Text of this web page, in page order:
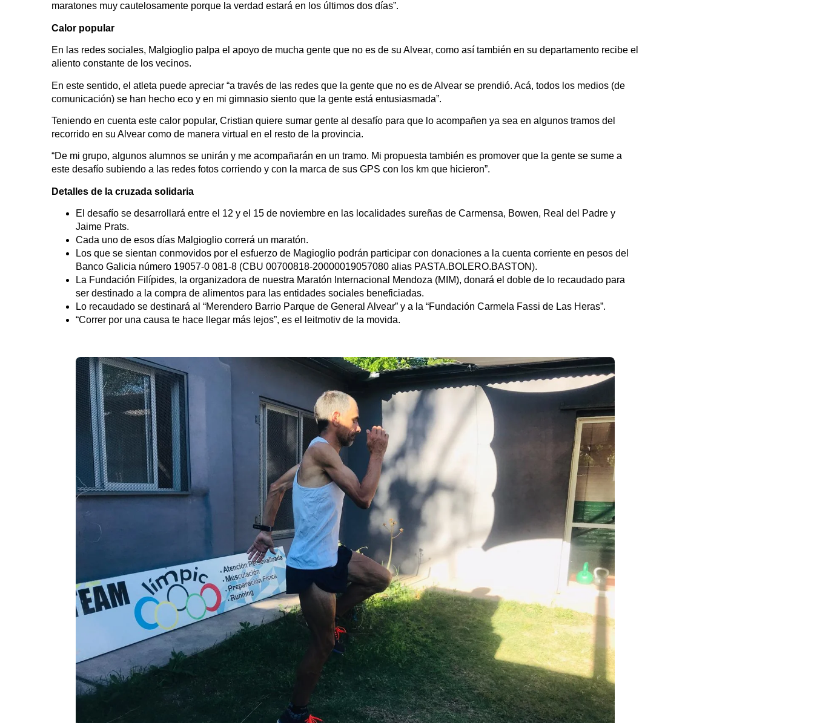
maratones muy cautelosamente porque la verdad estará en los últimos dos días”.
Calor popular
En las redes sociales, Malgioglio palpa el apoyo de mucha gente que no es de su Alvear, como así también en su departamento recibe el
aliento constante de los vecinos.
En este sentido, el atleta puede apreciar “a través de las redes que la gente que no es de Alvear se prendió. Acá, todos los medios (de
comunicación) se han hecho eco y en mi gimnasio siento que la gente está entusiasmada”.
Teniendo en cuenta este calor popular, Cristian quiere sumar gente al desafío para que lo acompañen ya sea en algunos tramos del
recorrido en su Alvear como de manera virtual en el resto de la provincia.
“De mi grupo, algunos alumnos se unirán y me acompañarán en un tramo. Mi propuesta también es promover que la gente se sume a
este desafío subiendo a las redes fotos corriendo y con la marca de sus GPS con los km que hicieron”.
Detalles de la cruzada solidaria
El desafío se desarrollará entre el 12 y el 15 de noviembre en las localidades sureñas de Carmensa, Bowen, Real del Padre y
Jaime Prats.
Cada uno de esos días Malgioglio correrá un maratón.
Los que se sientan conmovidos por el esfuerzo de Magioglio podrán participar con donaciones a la cuenta corriente en pesos del
Banco Galicia número 19057-0 081-8 (CBU 00700818-20000019057080 alias PASTA.BOLERO.BASTON).
La Fundación Filípides, la organizadora de nuestra Maratón Internacional Mendoza (MIM), donará el doble de lo recaudado para
ser destinado a la compra de alimentos para las entidades sociales beneficiadas.
Lo recaudado se destinará al “Merendero Barrio Parque de General Alvear” y a la “Fundación Carmela Fassi de Las Heras”.
“Correr por una causa te hace llegar más lejos”, es el leitmotiv de la movida.